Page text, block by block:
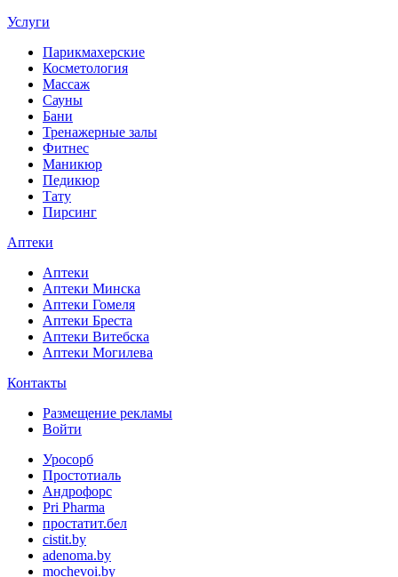
Услуги
Парикмахерские
Косметология
Массаж
Сауны
Бани
Тренажерные залы
Фитнес
Маникюр
Педикюр
Тату
Пирсинг
Аптеки
Аптеки
Аптеки Минска
Аптеки Гомеля
Аптеки Бреста
Аптеки Витебска
Аптеки Могилева
Контакты
Размещение рекламы
Войти
Уросорб
Простотиаль
Андрофорс
Pri Pharma
простатит.бел
cistit.by
adenoma.by
mochevoi.by